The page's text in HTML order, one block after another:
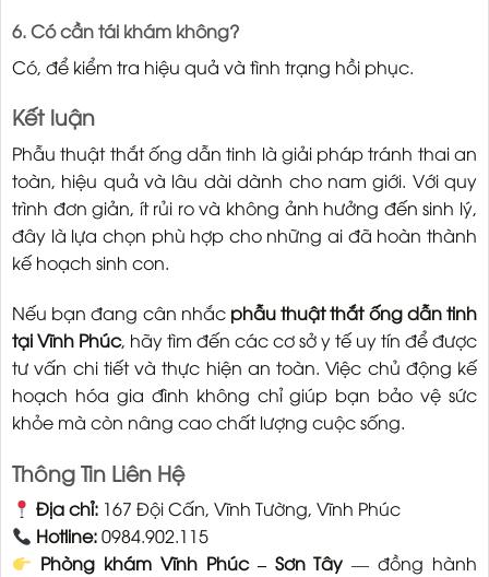
6. Có cần tái khám không?
Có, để kiểm tra hiệu quả và tình trạng hồi phục.
Kết luận
Phẫu thuật thắt ống dẫn tinh là giải pháp tránh thai an
toàn, hiệu quả và lâu dài dành cho nam giới. Với quy
trình đơn giản, ít rủi ro và không ảnh hưởng đến sinh lý,
đây là lựa chọn phù hợp cho những ai đã hoàn thành
kế hoạch sinh con.
Nếu bạn đang cân nhắc phẫu thuật thắt ống dẫn tinh
tại Vĩnh Phúc, hãy tìm đến các cơ sở y tế uy tín để được
tư vấn chi tiết và thực hiện an toàn. Việc chủ động kế
hoạch hóa gia đình không chỉ giúp bạn bảo vệ sức
khỏe mà còn nâng cao chất lượng cuộc sống.
Thông Tin Liên Hệ
Địa chỉ: 167 Đội Cấn, Vĩnh Tường, Vĩnh Phúc
Hotline:0984.902.115
Phòng khám Vĩnh Phúc – Sơn Tây — đồng hành